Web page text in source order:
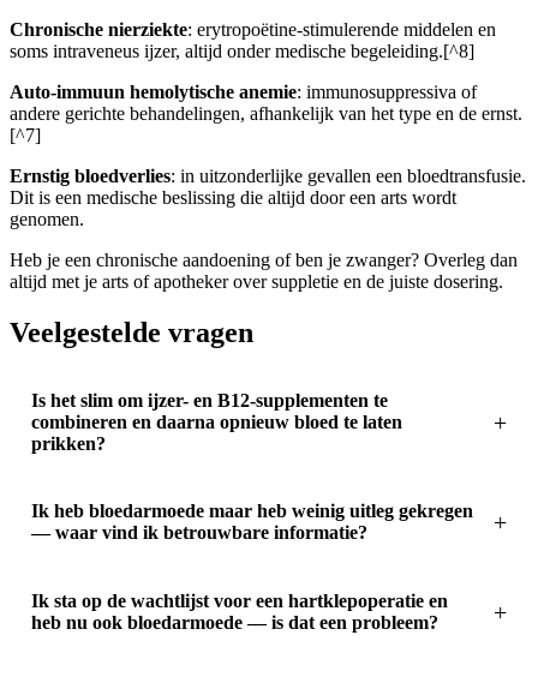
Chronische nierziekte: erytropoëtine-stimulerende middelen en
soms intraveneus ijzer, altijd onder medische begeleiding.[^8]
Auto-immuun hemolytische anemie: immunosuppressiva of
andere gerichte behandelingen, afhankelijk van het type en de ernst.
[^7]
Ernstig bloedverlies: in uitzonderlijke gevallen een bloedtransfusie.
Dit is een medische beslissing die altijd door een arts wordt
genomen.
Heb je een chronische aandoening of ben je zwanger? Overleg dan
altijd met je arts of apotheker over suppletie en de juiste dosering.
Veelgestelde vragen
Is het slim om ijzer- en B12-supplementen te
combineren en daarna opnieuw bloed te laten
prikken?
Ik heb bloedarmoede maar heb weinig uitleg gekregen
— waar vind ik betrouwbare informatie?
Ik sta op de wachtlijst voor een hartklepoperatie en
heb nu ook bloedarmoede — is dat een probleem?